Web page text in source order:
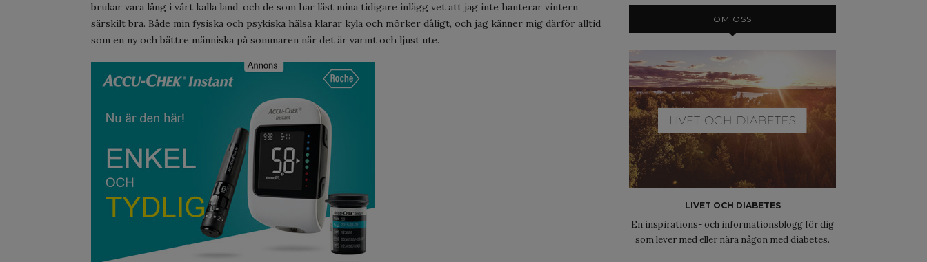
brukar vara lång i vårt kalla land, och de som har läst mina tidigare inlägg vet att jag inte hanterar vintern
särskilt bra. Både min fysiska och psykiska hälsa klarar kyla och mörker dåligt, och jag känner mig därför alltid
som en ny och bättre människa på sommaren när det är varmt och ljust ute.
OM OSS
LIVET OCH DIABETES
En inspirations- och informationsblogg för dig
som lever med eller nära någon med diabetes.